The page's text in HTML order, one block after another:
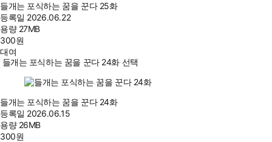
들개는 포식하는 꿈을 꾼다 25화
등록일 2026.06.22
용량 27MB
300원
대여
들개는 포식하는 꿈을 꾼다 24화 선택
들개는 포식하는 꿈을 꾼다 24화
등록일 2026.06.15
용량 26MB
300원